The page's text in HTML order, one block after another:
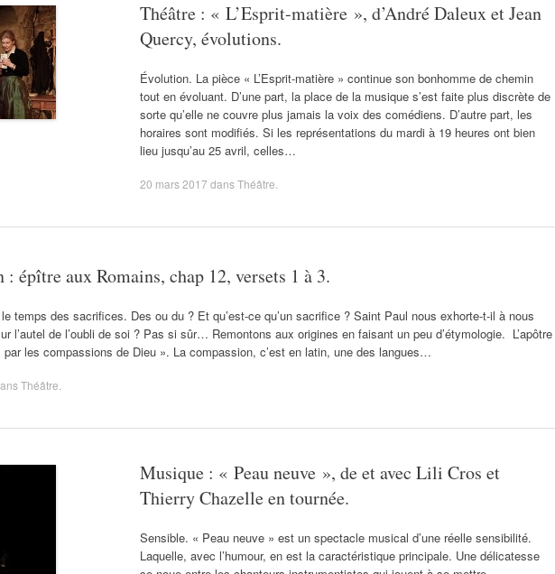
Théâtre : « L’Esprit-matière », d’André Daleux et Jean
Quercy, évolutions.
Évolution. La pièce « L’Esprit-matière » continue son bonhomme de chemin
tout en évoluant. D’une part, la place de la musique s’est faite plus discrète de
sorte qu’elle ne couvre plus jamais la voix des comédiens. D’autre part, les
horaires sont modifiés. Si les représentations du mardi à 19 heures ont bien
lieu jusqu’au 25 avril, celles…
20 mars 2017 dansThéâtre
épître aux Romains, chap 12, versets 1 à 3.
temps des sacrifices. Des ou du ? Et qu’est-ce qu’un sacrifice ? Saint Paul nous exhorte-t-il à nous
l’autel de l’oubli de soi ? Pas si sûr… Remontons aux origines en faisant un peu d’étymologie. L’apôtre
par les compassions de Dieu ». La compassion, c’est en latin, une des langues…
Théâtre
Musique : « Peau neuve », de et avec Lili Cros et
Thierry Chazelle en tournée.
Sensible. « Peau neuve » est un spectacle musical d’une réelle sensibilité.
Laquelle, avec l’humour, en est la caractéristique principale. Une délicatesse